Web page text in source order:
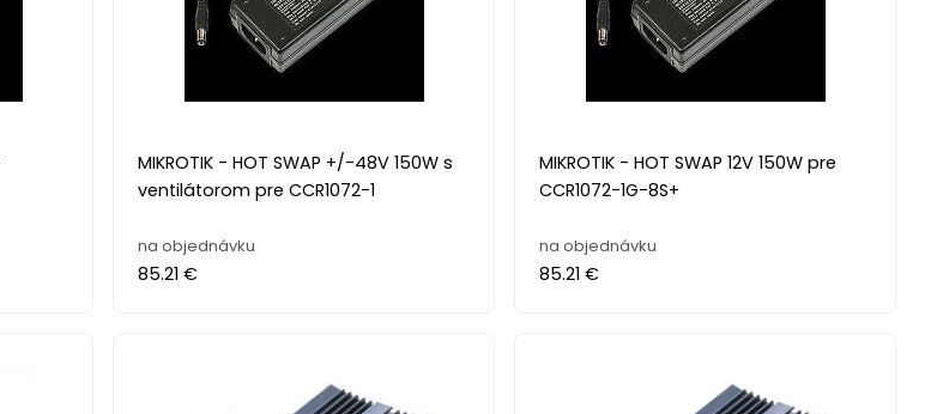
MIKROTIK - HOT SWAP +/-48V 150W s
ventilátorom pre CCR1072-1
na objednávku
85.21 €
MIKROTIK - HOT SWAP 12V 150W pre
CCR1072-1G-8S+
na objednávku
85.21 €